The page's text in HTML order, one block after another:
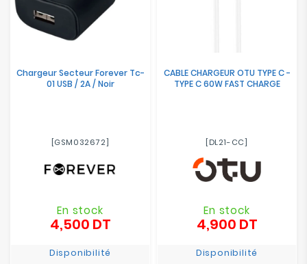
Chargeur Secteur Forever Tc-
01 USB / 2A / Noir
[GSM032672]
En stock
4,500 DTPrix
Disponibilité
CABLE CHARGEUR OTU TYPE C -
TYPE C 60W FAST CHARGE
[DL21-CC]
En stock
4,900 DTPrix
Disponibilité